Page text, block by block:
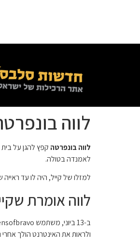
לווה
לווה בונפרטה קפץ להגן על
לאמנדה בטולה.
למזלו של קייל, היה לו עד
לווה אומרת
ולראות את האינטרנט הולך